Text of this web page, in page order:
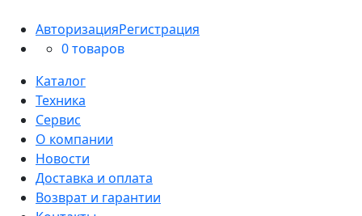
АвторизацияРегистрация
0 товаров
Каталог
Техника
Сервис
О компании
Новости
Доставка и оплата
Возврат и гарантии